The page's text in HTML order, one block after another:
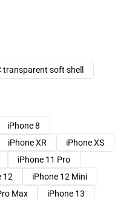
transparent soft shell
iPhone 8
iPhone XR
iPhone XS
iPhone 11 Pro
12
iPhone 12 Mini
Max
iPhone 13